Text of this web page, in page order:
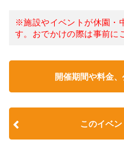
※施設やイベントが休園・
す。おでかけの際は事前に
開催期間や料金
このイベ